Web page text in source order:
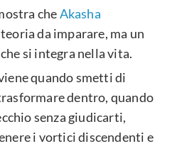
cheAkasha
da imparare, ma un
si integra nella vita.
quando smetti di
dentro, quando
senza giudicarti,
i vortici discendenti e